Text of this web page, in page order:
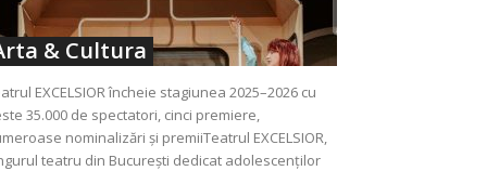
& Cultura
EXCELSIOR încheie stagiunea 2025–2026 cu
35.000 de spectatori, cinci premiere,
nominalizări și premiiTeatrul EXCELSIOR,
teatru din București dedicat adolescenților